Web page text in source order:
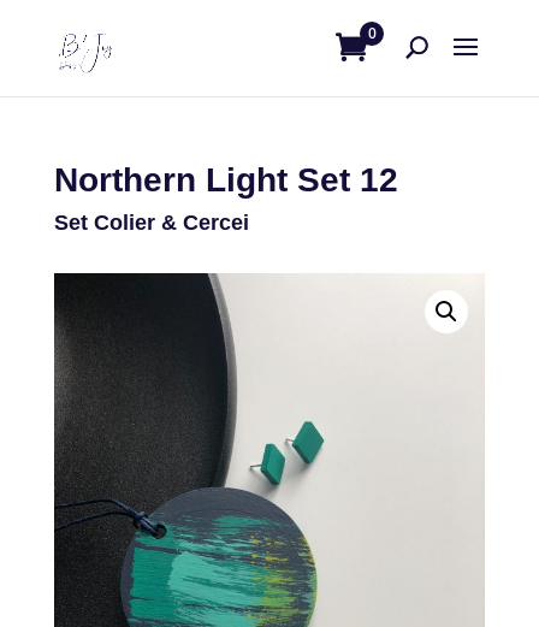
0
Northern Light Set 12
Set Colier & Cercei